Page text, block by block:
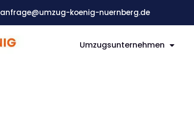
anfrage@umzug-koenig-nuernberg.de
Umzugsunternehmen